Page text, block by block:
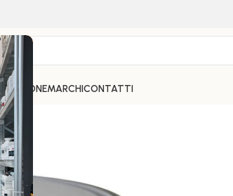
MARCHICONTATTI
Smalto Acril-Uretanico Antigraffio